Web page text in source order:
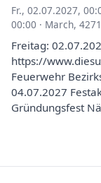
Fr., 02.07.2027,
00:00 · March,
Freitag:
https://
Feuerwehr
04.07.2027
Gründungsfest